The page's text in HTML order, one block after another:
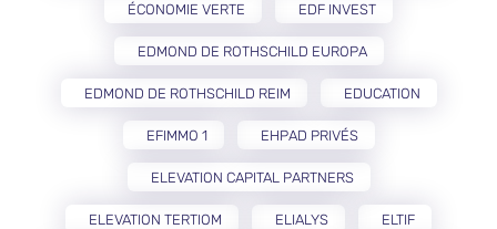
ÉCONOMIE VERTE EDF INVEST
EDMOND DE ROTHSCHILD EUROPA
EDMOND DE ROTHSCHILD REIM EDUCATION
EFIMMO 1 EHPAD PRIVÉS
ELEVATION CAPITAL PARTNERS
ELEVATION TERTIOM ELIALYS ELTIF